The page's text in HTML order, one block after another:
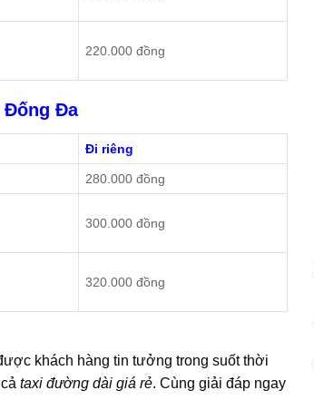
220.000 đồng
Đống Đa
Đi riêng
280.000 đồng
300.000 đồng
320.000 đồng
khách hàng tin tưởng trong suốt thời
taxi đường dài giá rẻ. Cùng giải đáp ngay